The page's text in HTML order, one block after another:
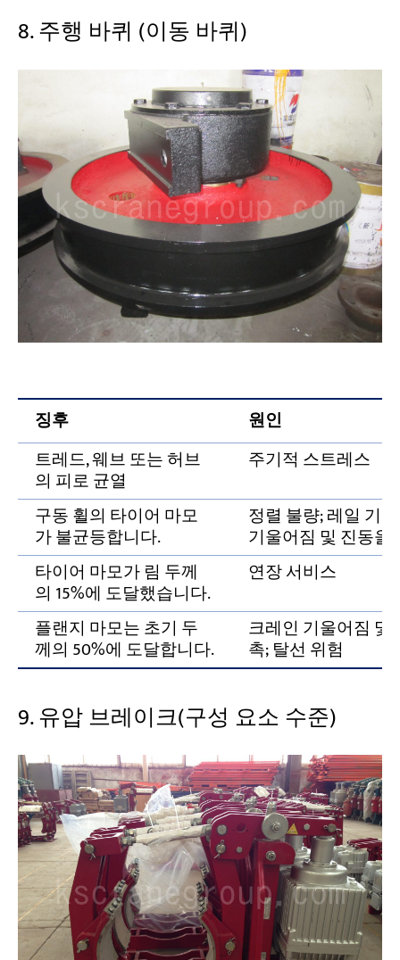
8. 주행 바퀴 (이동 바퀴)
징후
원인
트레드, 웨브 또는 허브
의 피로 균열
주기적 스트레스
구동 휠의 타이어 마모
가 불균등합니다.
정렬 불량; 레일 기
기울어짐 및 진동을
타이어 마모가 림 두께
의 15%에 도달했습니다.
연장 서비스
플랜지 마모는 초기 두
께의 50%에 도달합니다.
크레인 기울어짐 및
촉; 탈선 위험
9. 유압 브레이크(구성 요소 수준)